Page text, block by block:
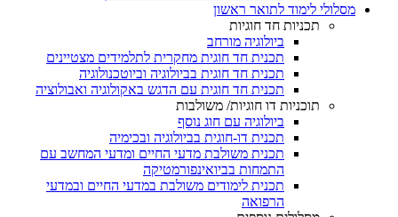
מסלולי לימוד לתואר ראשון
תכניות חד חוגיות
ביולוגיה מורחב
תכנית חד חוגית מחקרית לתלמידים מצטיינים
תכנית חד חוגית בביולוגיה וביוטכנולוגיה
תכנית חד חוגית עם הדגש באקולוגיה ואבולוציה
תוכניות דו חוגיות/ משולבות
ביולוגיה עם חוג נוסף
תכנית דו-חוגית בביולוגיה ובכימיה
תכנית משולבת מדעי החיים ומדעי המחשב עם
התמחות בביואינפורמטיקה
תכנית לימודים משולבת במדעי החיים ובמדעי
הרפואה